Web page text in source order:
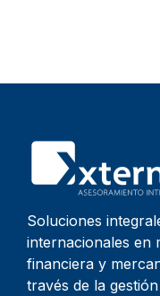
Soluciones
internacionales en
financiera y
través de la